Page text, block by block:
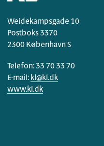
Weidekampsgade 10
Postboks 3370
2300 København S
Telefon: 33 70 33 70
E-mail: kl@kl.dk
www.kl.dk